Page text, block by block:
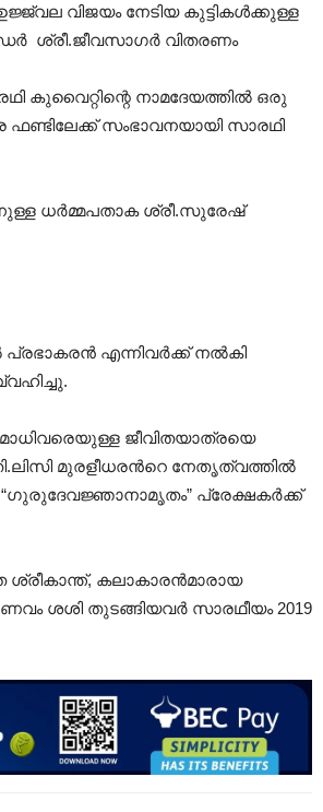
വിജയം നേടിയ കുട്ടികൾക്കുള്ള
ശ്രീ.ജീവസാഗർ വിതരണം
കുവൈറ്റിന്റെ നാമദേയത്തിൽ ഒരു
സംഭാവനയായി സാരഥി
ധർമ്മപതാക ശ്രീ.സുരേഷ്
പ്രഭാകരൻ എന്നിവർക്ക് നൽകി
ജീവിതയാത്രയെ
മുരളീധരൻറെ നേതൃത്വത്തിൽ
“ഗുരുദേവജ്ഞാനാമൃതം” പ്രേക്ഷകർക്ക്
കലാകാരൻമാരായ
ശശി തുടങ്ങിയവർ സാരഥീയം 2019